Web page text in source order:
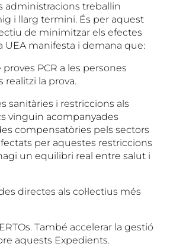
administracions treballin
i llarg termini. És per aquest
de minimitzar els efectes
UEA manifesta i demana que:
proves PCR a les persones
la prova.
sanitàries i restriccions als
vinguin acompanyades
compensatòries pels sectors
per aquestes restriccions
un equilibri real entre salut i
directes als col·lectius més
També accelerar la gestió
aquests Expedients.